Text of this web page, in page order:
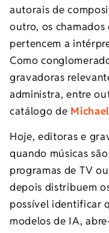
autorais de
outro, os
pertencem a
Como
gravadoras
administra, entre
catálogo de
Hoje, editoras e
quando músicas
programas de TV
depois distribuem
possível identificar
modelos de IA,